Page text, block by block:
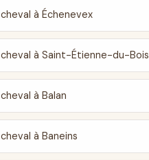
à Échenevex
à Saint-Étienne-du-Bois
à Balan
à Baneins